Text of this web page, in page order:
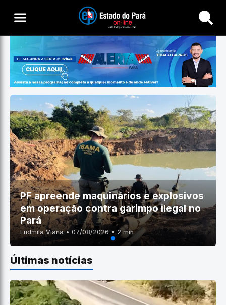
Buscar
PF apreende maquinários e explosivos
em operação contra garimpo ilegal no
Pará
Ludmila Viana • 07/08/2026 • 2 min
Últimas notícias